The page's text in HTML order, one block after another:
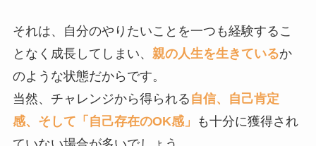
それは、自分のやりたいことを一つも経験するこ
となく成長してしまい、 親の人生を生きているか
のような状態だからです。
当然、チャレンジから得られる 自信、自己肯定
感、そして「自己存在のOK感」
も十分に獲得され